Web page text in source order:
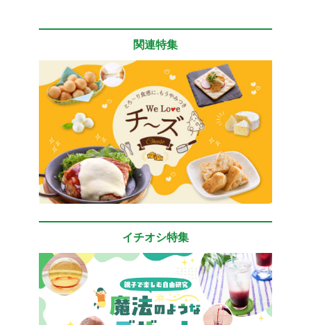
関連特集
イチオシ特集